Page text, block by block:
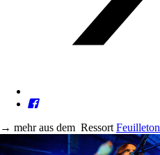
→ mehr aus dem Ressort Feuilleton